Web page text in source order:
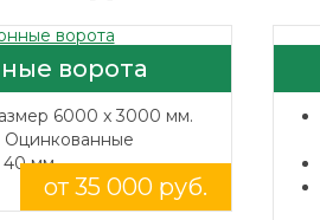
ворота
6000 x 3000 мм.
40 мм.
от 35 000 руб.